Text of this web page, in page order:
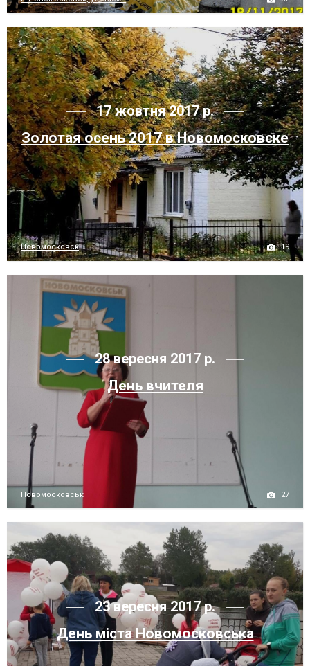
17 жовтня 2017 р.
Золотая осень 2017 в Новомосковске
Новомосковск 19
28 вересня 2017 р.
День вчителя
Новомосковськ 27
23 вересня 2017 р.
День міста Новомосковська